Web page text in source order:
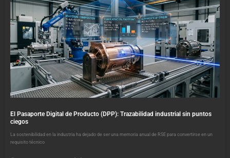
El Pasaporte Digital de Producto (DPP): Trazabilidad industrial sin puntos
ciegos
La sostenibilidad en la industria ha dejado de ser una memoria anual de RSE para convertirse en un
requisito técnico